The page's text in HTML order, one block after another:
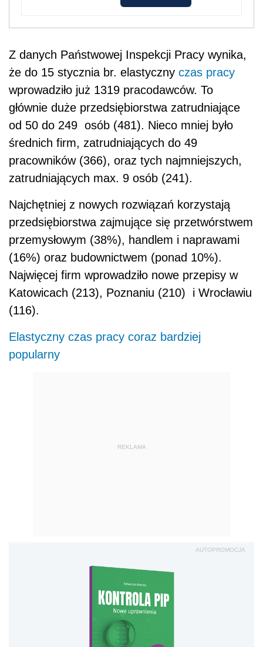
Z danych Państwowej Inspekcji Pracy wynika,
że do 15 stycznia br. elastyczny czas pracy
wprowadziło już 1319 pracodawców. To
głównie duże przedsiębiorstwa zatrudniające
od 50 do 249 osób (481). Nieco mniej było
średnich firm, zatrudniających do 49
pracowników (366), oraz tych najmniejszych,
zatrudniających max. 9 osób (241).
Najchętniej z nowych rozwiązań korzystają
przedsiębiorstwa zajmujące się przetwórstwem
przemysłowym (38%), handlem i naprawami
(16%) oraz budownictwem (ponad 10%).
Najwięcej firm wprowadziło nowe przepisy w
Katowicach (213), Poznaniu (210) i Wrocławiu
(116).
Elastyczny czas pracy coraz bardziej
popularny
REKLAMA
AUTOPROMOCJA